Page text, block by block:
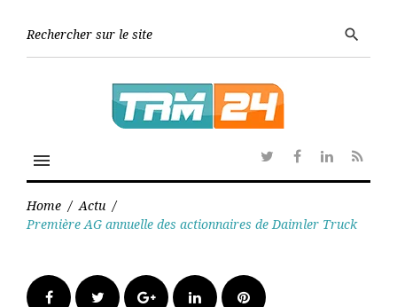
search
menu
TwitterFacebook
Linkedin
RSS
Home / Actu /
Première AG annuelle des actionnaires de Daimler Truck
FacebookTwitter Google+LinkedInPinterest